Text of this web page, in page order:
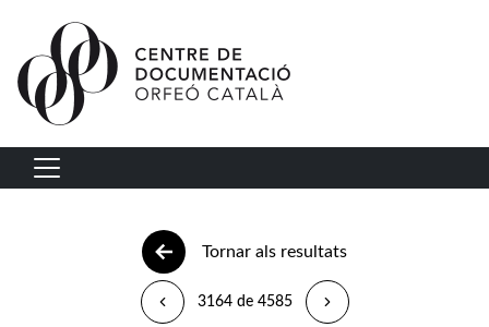
Vés al contingut
Navegació principal
Tornar als resultats
3164 de 4585